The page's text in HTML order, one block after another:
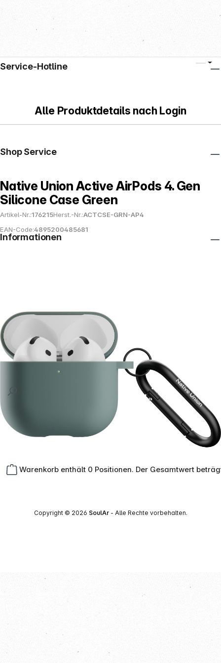
Warenkorb enthält 0 Positionen. Der Gesamtwert
Alle Produktdetails nach Login
Native Union Active AirPods 4. Gen
Silicone Case Green
Artikel-Nr.:176215Herst.-Nr.:ACTCSE-GRN-AP4
EAN-Code:4895200485681
Service-Hotline
Shop Service
Informationen
Copyright © 2026 SoulAr- Alle Rechte vorbehalten.